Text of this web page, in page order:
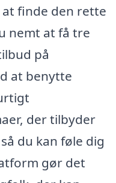
finde den rette
nemt at få tre
på
at benytte
der tilbyder
du kan føle dig
gør det